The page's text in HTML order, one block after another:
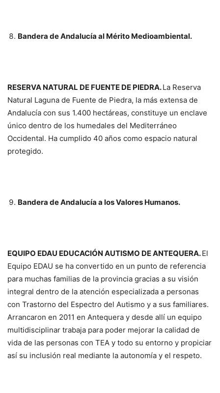
Bandera de Andalucía al Mérito Medioambiental.
RESERVA NATURAL DE FUENTE DE PIEDRA.La Reserva
Natural Laguna de Fuente de Piedra, la más extensa de
Andalucía con sus 1.400 hectáreas, constituye un enclave
único dentro de los humedales del Mediterráneo
Occidental. Ha cumplido 40 años como espacio natural
protegido.
Bandera de Andalucía a los Valores Humanos.
EQUIPO EDAU EDUCACIÓN AUTISMO DE ANTEQUERA.El
Equipo EDAU se ha convertido en un punto de referencia
para muchas familias de la provincia gracias a su visión
integral dentro de la atención especializada a personas
con Trastorno del Espectro del Autismo y a sus familiares.
Arrancaron en 2011 en Antequera y desde allí un equipo
multidisciplinar trabaja para poder mejorar la calidad de
vida de las personas con TEA y todo su entorno y propiciar
así su inclusión real mediante la autonomía y el respeto.